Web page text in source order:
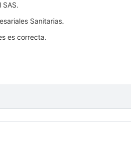
SAS.
Sanitarias.
es correcta.